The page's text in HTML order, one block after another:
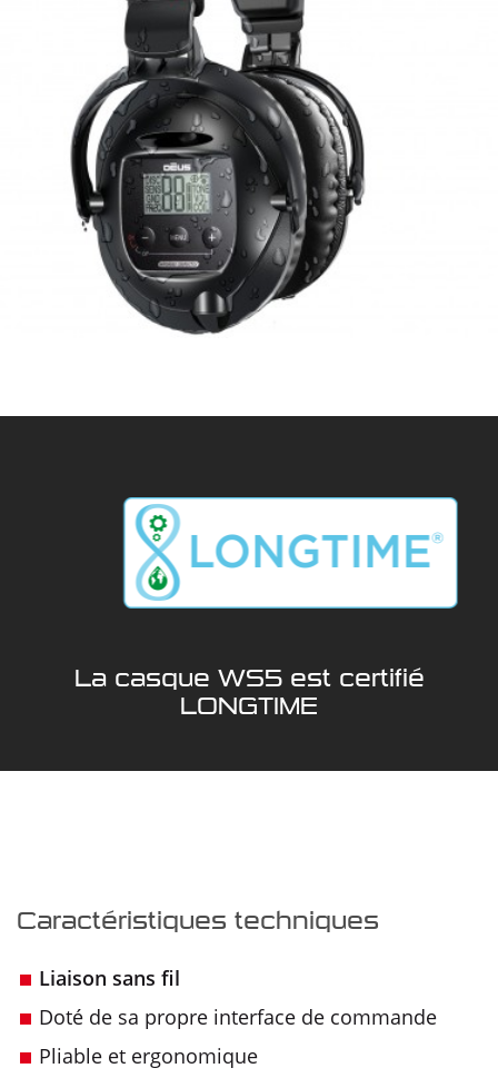
La casque WS5 est certifié
LONGTIME
Caractéristiques techniques
Liaison sans fil
Doté de sa propre interface de commande
Pliable et ergonomique